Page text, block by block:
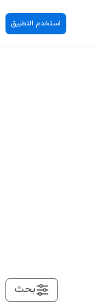
استخدم التطبيق
بحث